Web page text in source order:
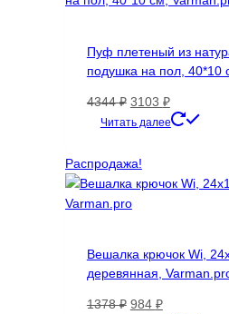
Пуф плетеный из
подушка на пол, 40*10
4344₽ Первоначальная
цена
4344 ₽.
3103 ₽Текущая
цена:
Читать далее
Распродажа!
Вешалка крючок Wi,
деревянная,
1378₽ Первоначальная
984 ₽Текущая